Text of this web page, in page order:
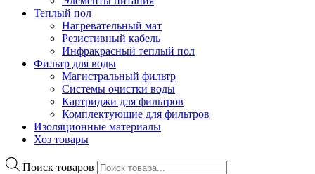
Теплый пол
Нагревательный мат
Резистивный кабель
Инфракрасный теплый пол
Фильтр для воды
Магистральный фильтр
Системы очистки воды
Картриджи для фильтров
Комплектующие для фильтров
Изоляционные материалы
Хоз товары
Поиск товаров